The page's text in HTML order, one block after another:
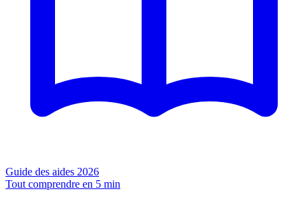
Guide des aides 2026
Tout comprendre en 5 min